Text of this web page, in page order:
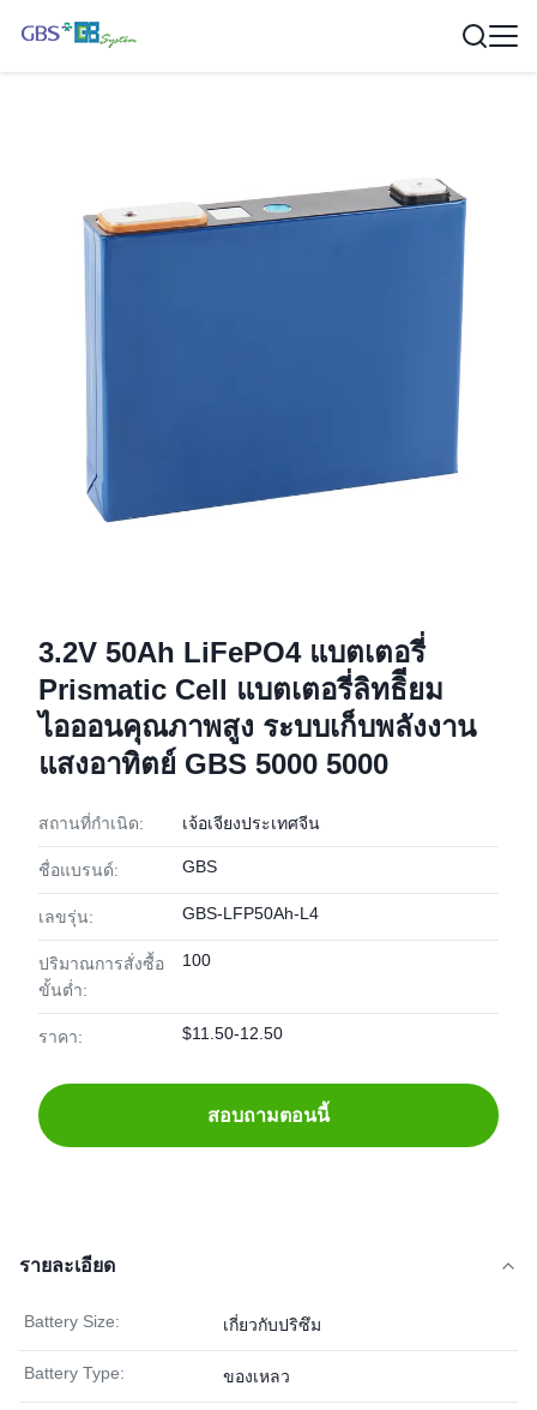
3.2V 50Ah LiFePO4 แบตเตอรี่
Prismatic Cell แบตเตอรี่ลิทธิียม
ไอออนคุณภาพสูง ระบบเก็บพลังงาน
แสงอาทิตย์ GBS 5000 5000
สถานที่กำเนิด: เจ้อเจียงประเทศจีน
ชื่อแบรนด์: GBS
เลขรุ่น: GBS-LFP50Ah-L4
ปริมาณการสั่งซื้อ
ขั้นต่ำ:
100
ราคา: $11.50-12.50
สอบถามตอนนี้
รายละเอียด
Battery Size: เกี่ยวกับปริซึม
Battery Type: ของเหลว